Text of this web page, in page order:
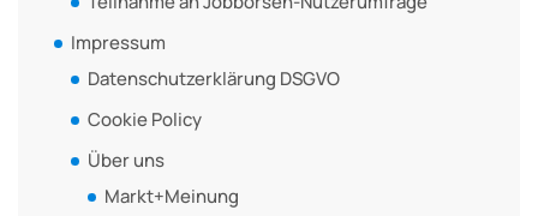
Impressum
Datenschutzerklärung DSGVO
Cookie Policy
Über uns
Markt+Meinung